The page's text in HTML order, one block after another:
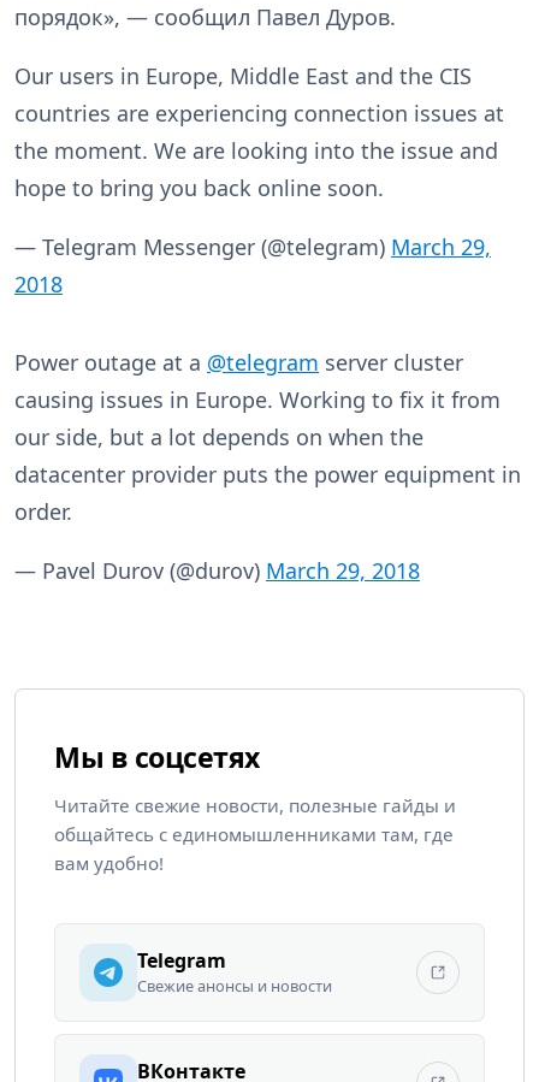
порядок», — сообщил Павел Дуров.
Our users in Europe, Middle East and the CIS
countries are experiencing connection issues at
the moment. We are looking into the issue and
hope to bring you back online soon.
— Telegram Messenger (@telegram) March 29,
2018
Power outage at a @telegram server cluster
causing issues in Europe. Working to fix it from
our side, but a lot depends on when the
datacenter provider puts the power equipment in
order.
— Pavel Durov (@durov) March 29, 2018
Мы в соцсетях
Читайте свежие новости, полезные гайды и
общайтесь с единомышленниками там, где
вам удобно!
Telegram
Свежие анонсы и новости
ВКонтакте